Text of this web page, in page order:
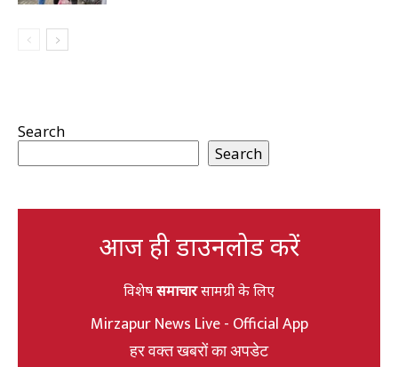
Search
Search
आज ही डाउनलोड करें
विशेषसमाचारसामग्री के लिए
Mirzapur News Live - Official App
हर वक्त खबरों का अपडेट